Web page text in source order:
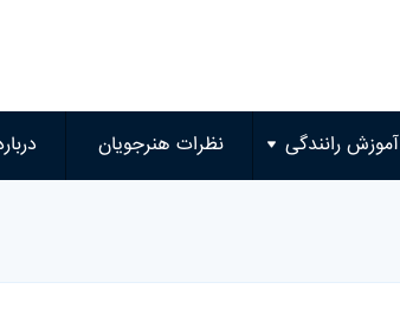
آموزش رانندگی نظرات هنرجویان